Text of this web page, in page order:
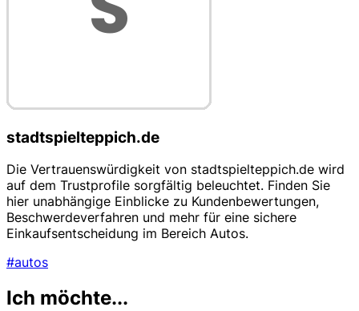
stadtspielteppich.de
Die Vertrauenswürdigkeit von stadtspielteppich.de wird
auf dem Trustprofile sorgfältig beleuchtet. Finden Sie
hier unabhängige Einblicke zu Kundenbewertungen,
Beschwerdeverfahren und mehr für eine sichere
Einkaufsentscheidung im Bereich Autos.
#autos
Ich möchte...